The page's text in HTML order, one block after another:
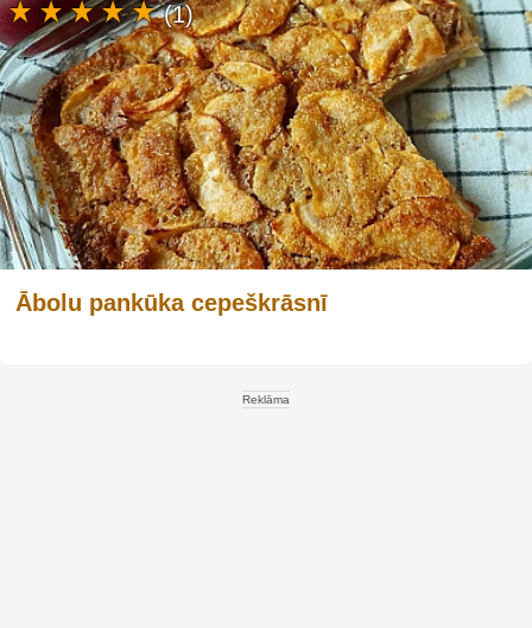
Ābolu pankūka cepeškrāsnī
(1)
Reklāma